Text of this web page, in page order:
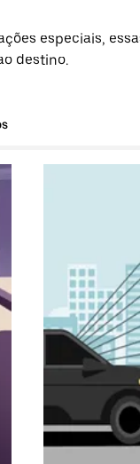
especiais,
destino.